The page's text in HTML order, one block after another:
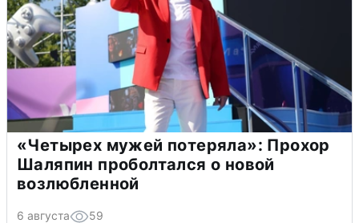
«Четырех мужей потеряла»: Прохор
Шаляпин проболтался о новой
возлюбленной
6 августа 59